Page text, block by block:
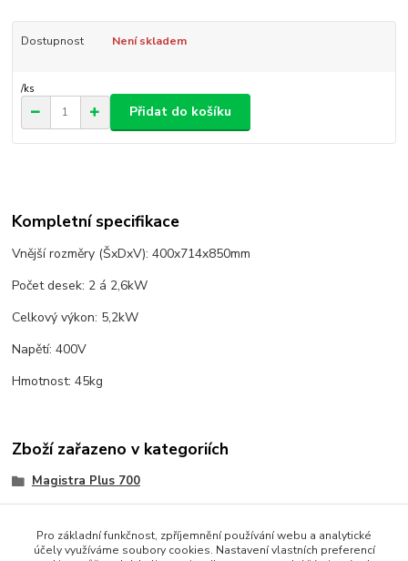
Dostupnost Není skladem
/ks
Přidat do košíku
Kompletní specifikace
Vnější rozměry (ŠxDxV): 400x714x850mm
Počet desek: 2 á 2,6kW
Celkový výkon: 5,2kW
Napětí: 400V
Hmotnost: 45kg
Zboží zařazeno v kategoriích
Magistra Plus 700
Elektrické sporáky a vařidla
Pro základní funkčnost, zpříjemnění používání webu a analytické
účely využíváme soubory cookies. Nastavení vlastních preferencí